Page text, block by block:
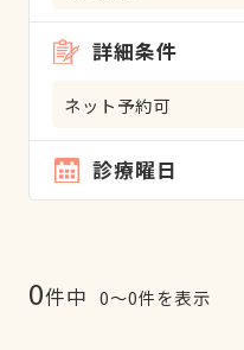
詳細条件
ネット予約可
診療曜日
0件中 0〜0件を表示